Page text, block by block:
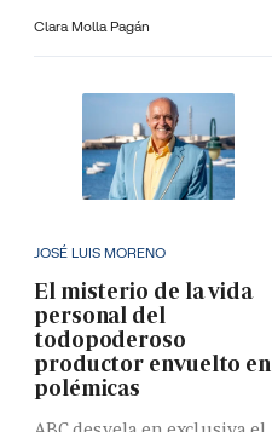
Clara Molla Pagán
JOSÉ LUIS MORENO
El misterio de la vida
personal del
todopoderoso
productor envuelto en
polémicas